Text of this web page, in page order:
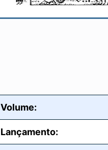
Volume:
Lançamento: